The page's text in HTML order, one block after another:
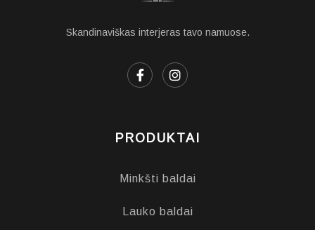
Skandinaviškas interjeras tavo namuose.
PRODUKTAI
Minkšti baldai
Lauko baldai